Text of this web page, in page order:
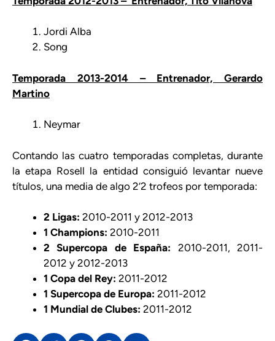
Jordi Alba
Song
Temporada 2013-2014 – Entrenador, Gerardo
Martino
Neymar
Contando las cuatro temporadas completas, durante
la etapa Rosell la entidad consiguió levantar nueve
títulos, una media de algo 2’2 trofeos por temporada:
2 Ligas: 2010-2011 y 2012-2013
1 Champions: 2010-2011
2 Supercopa de España: 2010-2011, 2011-
2012 y 2012-2013
1 Copa del Rey: 2011-2012
1 Supercopa de Europa: 2011-2012
1 Mundial de Clubes: 2011-2012